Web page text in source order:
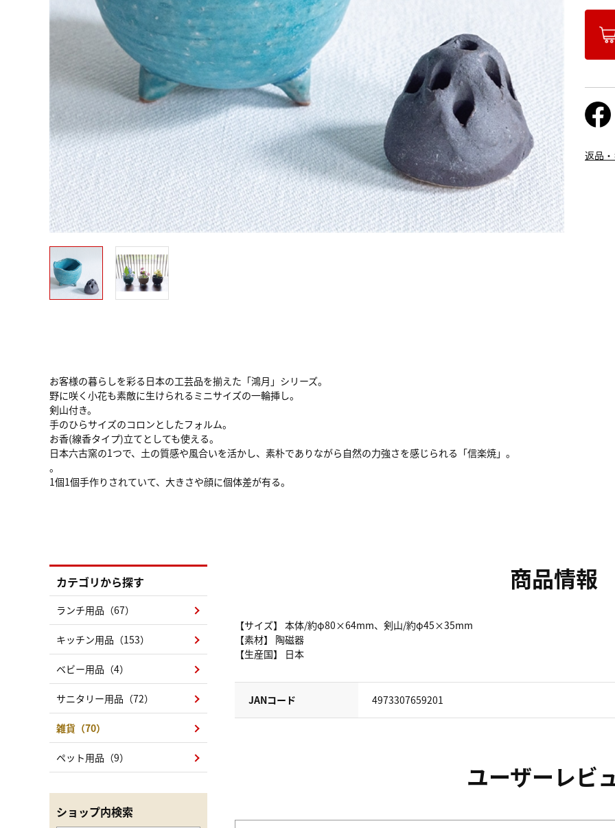
返品
お客様の暮らしを彩る日本の工芸品を揃えた「鴻月」シリーズ。
野に咲く小花も素敵に生けられるミニサイズの一輪挿し。
剣山付き。
手のひらサイズのコロンとしたフォルム。
お香(線香タイプ)立てとしても使える。
日本六古窯の1つで、土の質感や風合いを活かし、素朴でありながら自然の力強さを感じられる「信楽焼」。
。
1個1個手作りされていて、大きさや顔に個体差が有る。
商品情報
【サイズ】 本体/約φ80×64mm、剣山/約φ45×35mm
【素材】 陶磁器
【生産国】 日本
JANコード 4973307659201
ユーザーレビ
カテゴリから探す
ランチ用品（67）
キッチン用品（153）
ベビー用品（4）
サニタリー用品（72）
雑貨（70）
ペット用品（9）
ショップ内検索